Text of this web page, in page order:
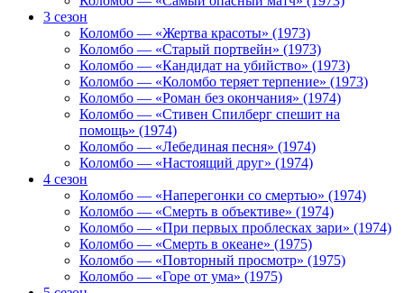
3 сезон
Коломбо — «Жертва красоты» (1973)
Коломбо — «Старый портвейн» (1973)
Коломбо — «Кандидат на убийство» (1973)
Коломбо — «Коломбо теряет терпение» (1973)
Коломбо — «Роман без окончания» (1974)
Коломбо — «Стивен Спилберг спешит на
помощь» (1974)
Коломбо — «Лебединая песня» (1974)
Коломбо — «Настоящий друг» (1974)
4 сезон
Коломбо — «Наперегонки со смертью» (1974)
Коломбо — «Смерть в объективе» (1974)
Коломбо — «При первых проблесках зари» (1974)
Коломбо — «Смерть в океане» (1975)
Коломбо — «Повторный просмотр» (1975)
Коломбо — «Горе от ума» (1975)